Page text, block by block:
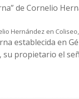
Hernández en Coliseo,
establecida en
propietario el